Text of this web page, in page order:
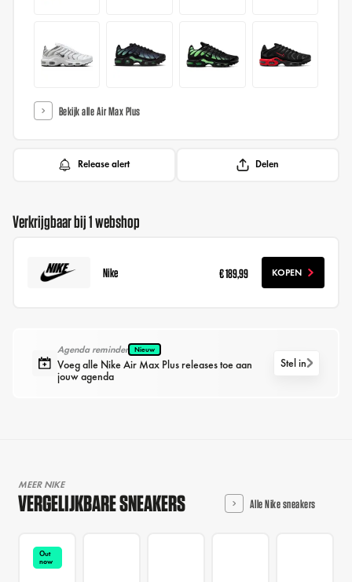
Bekijk alle Air Max Plus
Release alert Delen
Verkrijgbaar bij 1 webshop
Nike € 189,99 KOPEN
Agenda reminder Nieuw
Voeg alle Nike Air Max Plus releases toe aan
jouw agenda
Stel in
MEER NIKE
VERGELIJKBARE SNEAKERS Alle Nike sneakers
Out
now